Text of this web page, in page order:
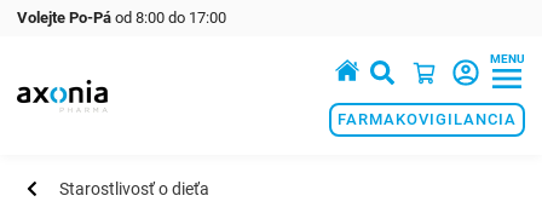
Volejte Po-Pá od 8:00 do 17:00
MENU
FARMAKOVIGILANCIA
Starostlivosť o dieťa